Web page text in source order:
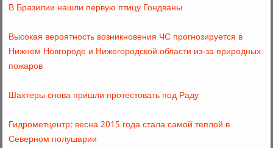
В Бразилии нашли первую птицу Гондваны
Высокая вероятность возникновения ЧС прогнозируется в
Нижнем Новгороде и Нижегородской области из-за природных
пожаров
Шахтеры снова пришли протестовать под Раду
Гидрометцентр: весна 2015 года стала самой теплой в
Северном полушарии